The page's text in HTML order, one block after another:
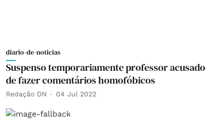
diario-de-noticias
Suspenso temporariamente professor acusado
de fazer comentários homofóbicos
Redação DN 04 Jul 2022